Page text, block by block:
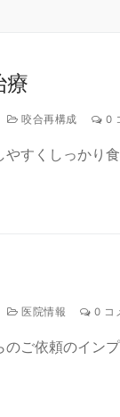
療
咬合再構成 0
やすくしっかり
医院情報 0 コ
のご依頼のイン